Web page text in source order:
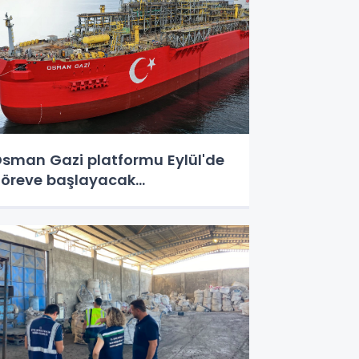
Gazi platformu Eylül'de
başlayacak...